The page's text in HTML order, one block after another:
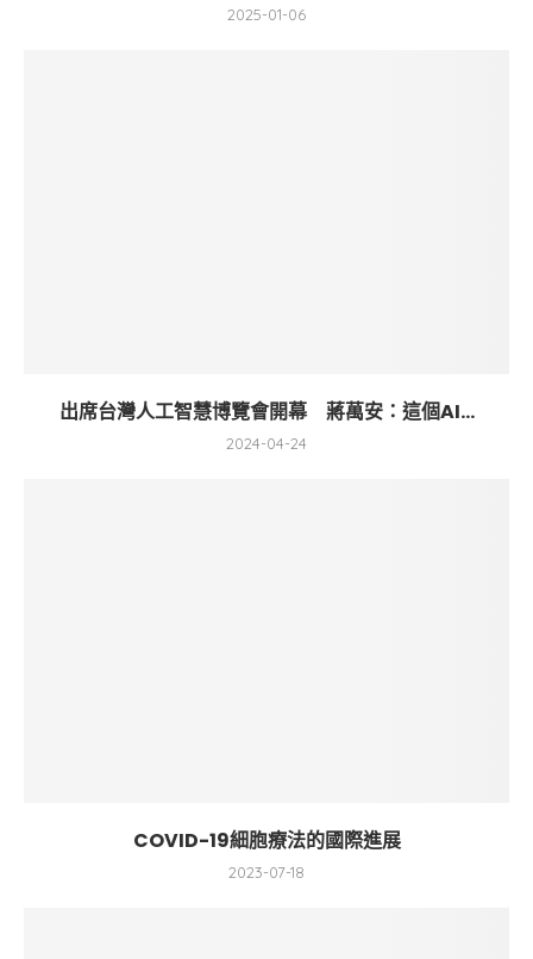
2025-01-06
出席台灣人工智慧博覽會開幕 蔣萬安：這個AI...
2024-04-24
COVID-19細胞療法的國際進展
2023-07-18